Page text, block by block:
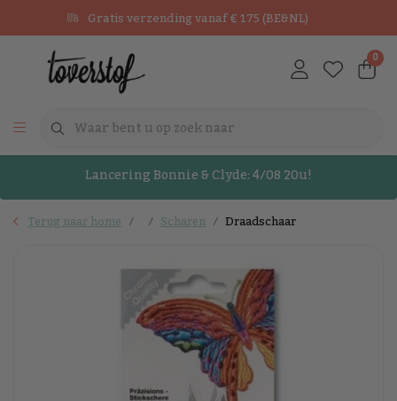
Gratis verzending vanaf € 175 (BE&NL)
0
Lancering Bonnie & Clyde: 4/08 20u!
Terug naar home Scharen Draadschaar